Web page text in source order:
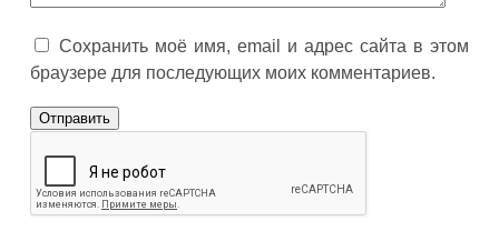
Сохранить моё имя, email и адрес сайта в этом
браузере для последующих моих комментариев.